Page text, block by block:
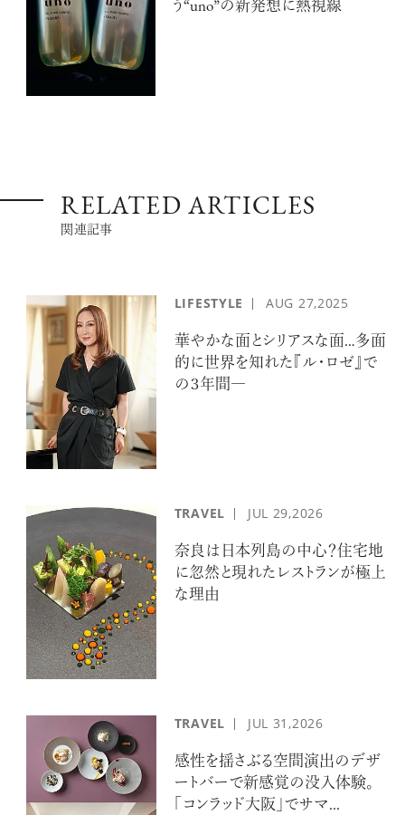
う“uno”の新発想に熱視線
RELATED ARTICLES
関連記事
LIFESTYLE AUG 27,2025
華やかな面とシリアスな面…多面
的に世界を知れた『ル・ロゼ』で
の３年間―
TRAVEL JUL 29,2026
奈良は日本列島の中心？住宅地
に忽然と現れたレストランが極上
な理由
TRAVEL JUL 31,2026
感性を揺さぶる空間演出のデザ
ートバーで新感覚の没入体験。
「コンラッド大阪」でサマ...